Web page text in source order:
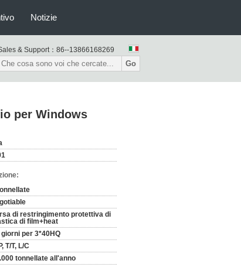
Notizie
& Support： 86--13866168269
Go
per Windows
di restringimento protettiva di
di film+heat
giorni per 3*40HQ
T/T, L/C
tonnellate all'anno